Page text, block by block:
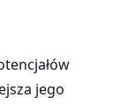
jego